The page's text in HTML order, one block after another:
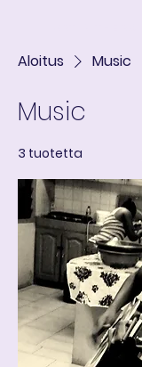
Aloitus Music
Music
3 tuotetta